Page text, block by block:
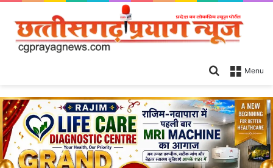
Menu
Search